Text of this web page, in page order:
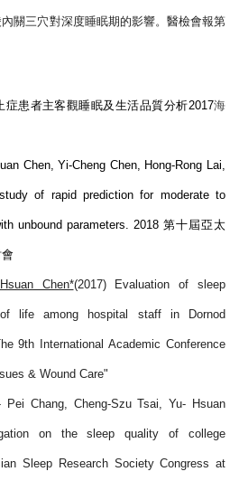
關三穴對深度睡眠期的影響。醫檢會報第
症患者主客觀睡眠及生活品質分析2017海
Chen, Yi-Cheng Chen, Hong-Rong Lai,
of rapid prediction for moderate to
unbound parameters. 2018 第十屆亞太
Chen*(2017) Evaluation of sleep
life among hospital staff in Dornod
9th International Academic Conference
& Wound Care"
Pei Chang, Cheng-Szu Tsai, Yu- Hsuan
on the sleep quality of college
Sleep Research Society Congress at